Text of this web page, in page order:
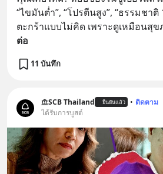
“ไขมันต่ำ”, “โปรตีนสูง”, “ธรรมชา
ตะกร้าแบบไม่คิด เพราะดูเหมือนสุข
ต่อ
11 บันทึก
SCB Thailand ยืนยันแล้ว • ติดตาม
ได้รับการบูสต์